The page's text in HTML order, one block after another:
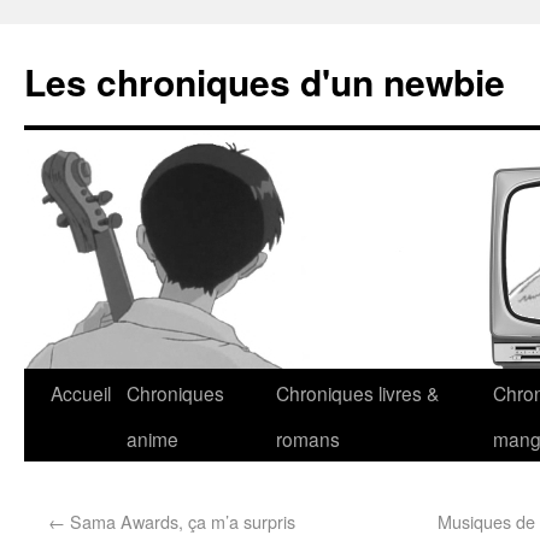
Les chroniques d'un newbie
Accueil Chroniques
anime
Chroniques livres &
romans
← Sama Awards, ça m’a surpris Musiques